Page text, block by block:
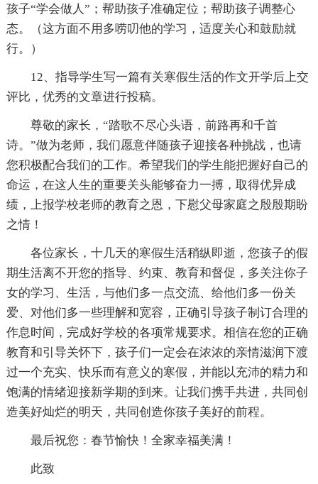
孩子“学会做人”；帮助孩子准确定位；帮助孩子调整心
态。（这方面不用多唠叨他的学习，适度关心和鼓励就
行。）
12、指导学生写一篇有关寒假生活的作文开学后上交
评比，优秀的文章进行投稿。
尊敬的家长，“踏歌不尽心头语，前路再和千首
诗。”做为老师，我们愿意伴随孩子迎接各种挑战，也请
您积极配合我们的工作。希望我们的学生能把握好自己的
命运，在这人生的重要关头能够奋力一搏，取得优异成
绩，上报学校老师的教育之恩，下慰父母家庭之殷殷期盼
之情！
各位家长，十几天的寒假生活稍纵即逝，您孩子的假
期生活离不开您的指导、约束、教育和督促，多关注你子
女的学习、生活，与他们多一点交流、给他们多一份关
爱、对他们多一些理解和宽容，正确引导孩子制订合理的
作息时间，完成好学校的各项常规要求。相信在您的正确
教育和引导关怀下，孩子们一定会在浓浓的亲情滋润下渡
过一个充实、快乐而有意义的寒假，并能以充沛的精力和
饱满的情绪迎接新学期的到来。让我们携手共进，共同创
造美好灿烂的明天，共同创造你孩子美好的前程。
最后祝您：春节愉快！全家幸福美满！
此致